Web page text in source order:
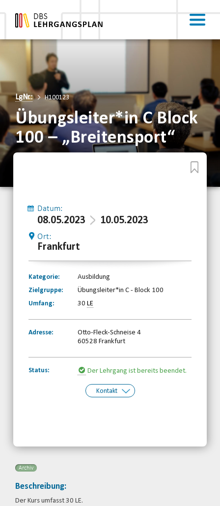
LgNr.: H100123
Übungsleiter*in C Block
100 – „Breitensport“
Datum:
08.05.2023 10.05.2023
Ort:
Frankfurt
Kategorie:
Ausbildung
Zielgruppe:
Übungsleiter*in C - Block 100
Umfang:
30LE
Adresse:
Otto-Fleck-Schneise 4
60528 Frankfurt
Status: Der Lehrgang ist bereits beendet.
Kontakt
Archiv
Beschreibung:
Der Kurs umfasst 30 LE.